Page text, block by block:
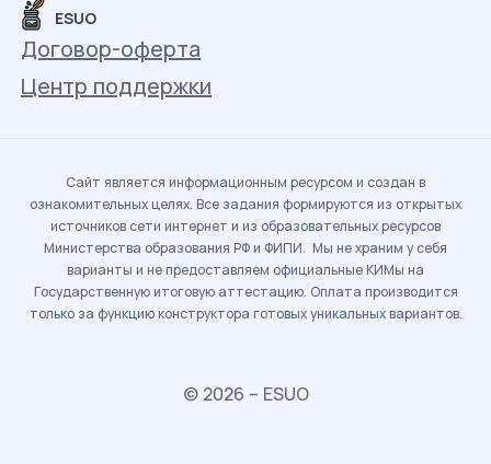
ESUO
Договор-оферта
Центр поддержки
Сайт является информационным ресурсом и создан в
ознакомительных целях. Все задания формируются из открытых
источников сети интернет и из образовательных ресурсов
Министерства образования РФ и ФИПИ. Мы не храним у себя
варианты и не предоставляем официальные КИМы на
Государственную итоговую аттестацию. Оплата производится
только за функцию конструктора готовых уникальных вариантов.
© 2026 – ESUO